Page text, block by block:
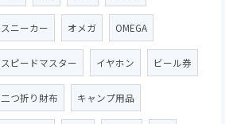
スニーカー オメガ OMEGA
スピードマスター イヤホン ビール券
二つ折り財布 キャンプ用品